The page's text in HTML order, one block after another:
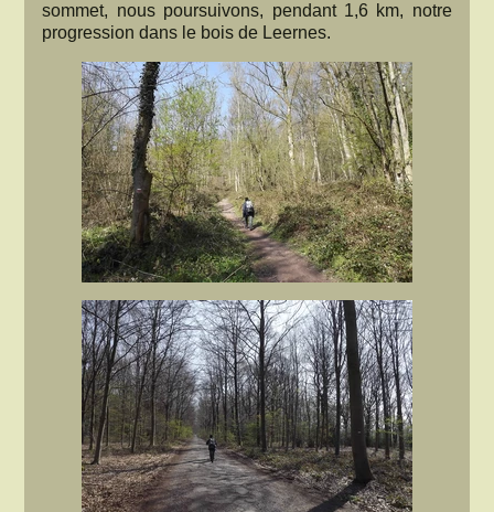
sommet, nous poursuivons, pendant 1,6 km, notre
progression dans le bois de Leernes.